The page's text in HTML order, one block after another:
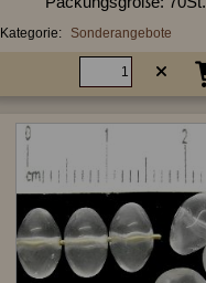
Kategorie: Sonderangebote